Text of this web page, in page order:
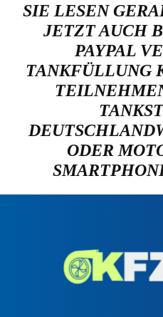
SIE LESEN
JETZT AUCH
PAYPAL
TANKFÜLLUNG
ODER